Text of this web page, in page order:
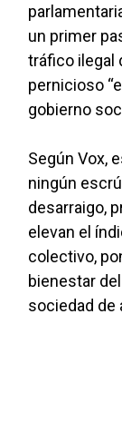
un primer
tráfico ilegal
pernicioso
gobierno
Según Vox,
ningún
desarraigo,
elevan el
colectivo,
bienestar
sociedad de